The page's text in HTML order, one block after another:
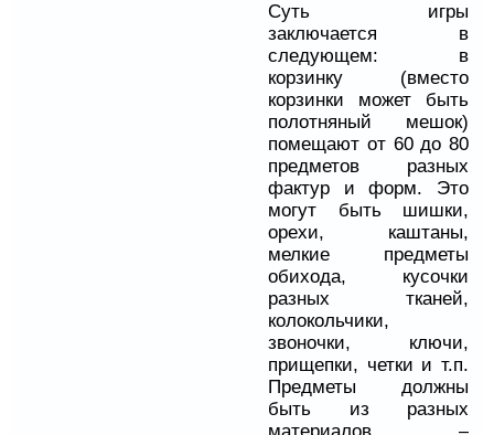
Суть игры
заключается в
следующем: в
корзинку (вместо
корзинки может быть
полотняный мешок)
помещают от 60 до 80
предметов разных
фактур и форм. Это
могут быть шишки,
орехи, каштаны,
мелкие предметы
обихода, кусочки
разных тканей,
колокольчики,
звоночки, ключи,
прищепки, четки и т.п.
Предметы должны
быть из разных